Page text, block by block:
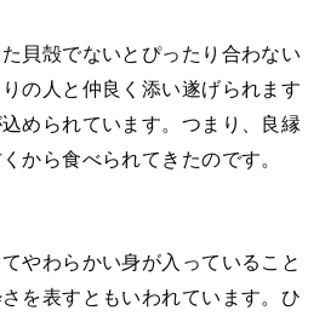
貝殻でないとぴったり合わない
の人と仲良く添い遂げられます
められています。つまり、良縁
から食べられてきたのです。
やわらかい身が入っていること
を表すともいわれています。ひ